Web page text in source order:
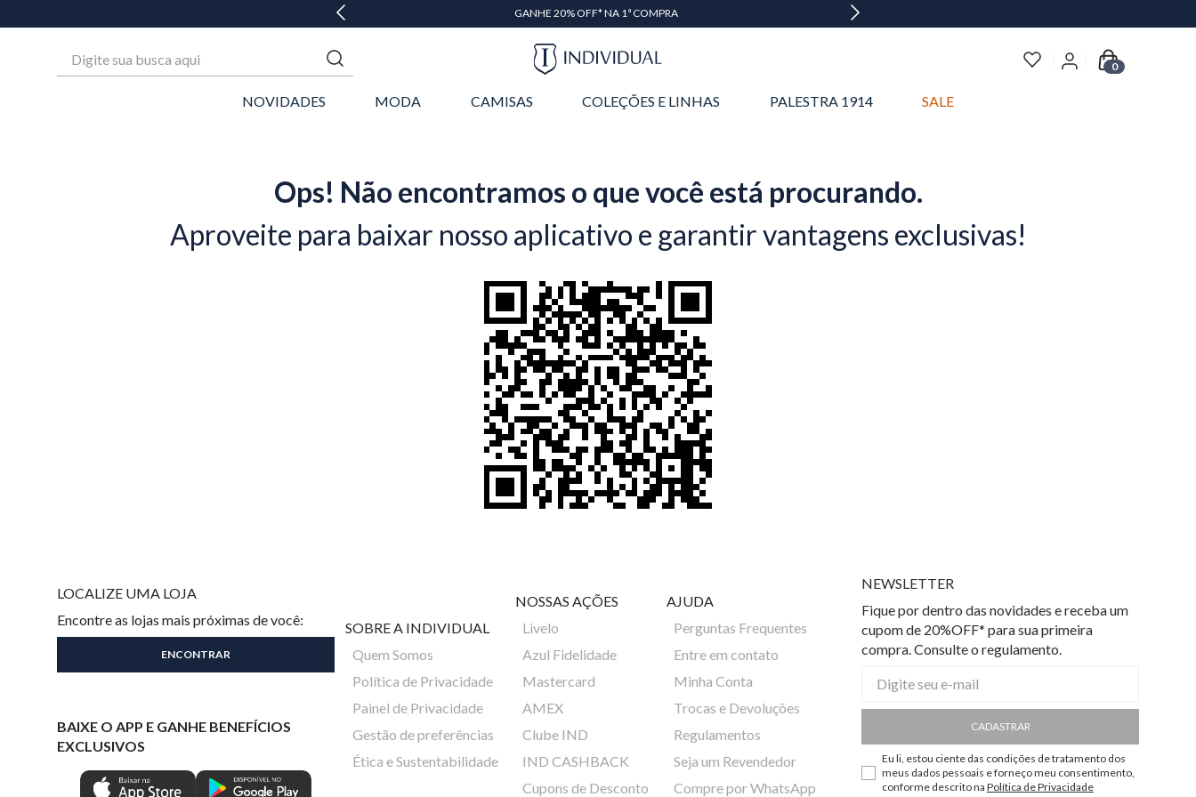
GANHE 20% OFF* NA 1ª COMPRA
0
NOVIDADES MODA CAMISAS COLEÇÕES E LINHAS PALESTRA 1914 SALE
Ops! Não encontramos o que você está procurando.
Aproveite para baixar nosso aplicativo e garantir vantagens exclusivas!
LOCALIZE UMA LOJA
Encontre as lojas mais próximas de você:
BAIXE O APP E GANHE BENEFÍCIOS
EXCLUSIVOS
SOBRE A INDIVIDUAL
Quem Somos
Política de Privacidade
Painel de Privacidade
Gestão de preferências
Ética e Sustentabilidade
NOSSAS AÇÕES
Livelo
Azul Fidelidade
Mastercard
AMEX
Clube IND
IND CASHBACK
Cupons de Desconto
AJUDA
Perguntas Frequentes
Entre em contato
Minha Conta
Trocas e Devoluções
Regulamentos
Seja um Revendedor
Compre por WhatsApp
NEWSLETTER
Fique por dentro das novidades e receba um
cupom de 20%OFF* para sua primeira
compra. Consulte o regulamento.
CADASTRAR
Eu li, estou ciente das condições de tratamento dos
meus dados pessoais e forneço meu consentimento,
conforme descrito na Política de Privacidade